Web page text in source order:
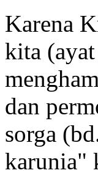
Karena
kita (ayat
dan
sorga
karunia"